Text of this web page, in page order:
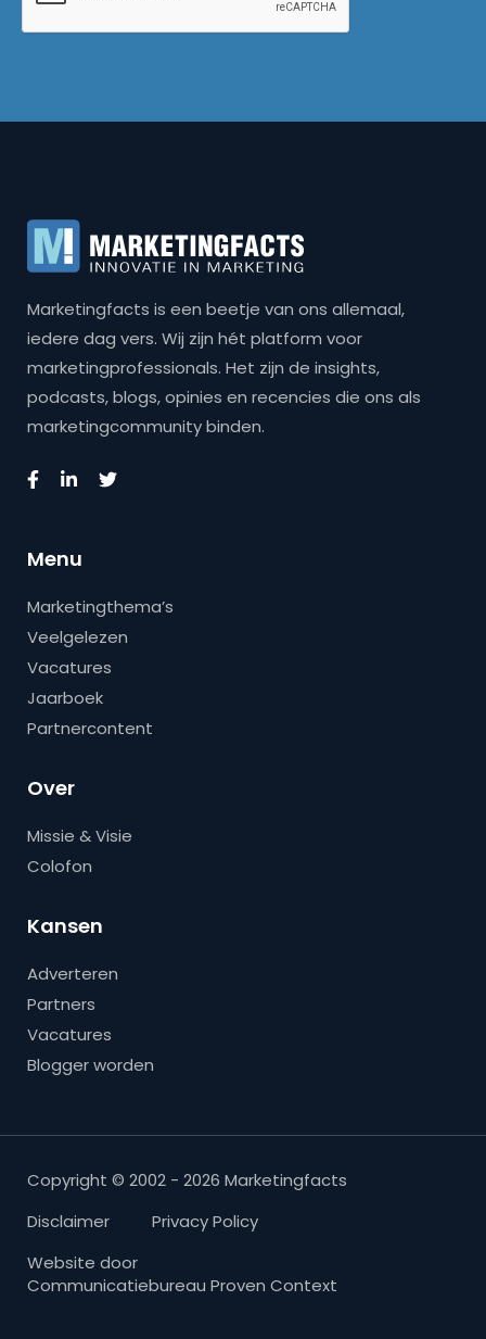
Marketingfacts is een beetje van ons allemaal,
iedere dag vers. Wij zijn hét platform voor
marketingprofessionals. Het zijn de insights,
podcasts, blogs, opinies en recencies die ons als
marketingcommunity binden.
Menu
Marketingthema’s
Veelgelezen
Vacatures
Jaarboek
Partnercontent
Over
Missie & Visie
Colofon
Kansen
Adverteren
Partners
Vacatures
Blogger worden
Copyright © 2002 - 2026 Marketingfacts
Disclaimer
Privacy Policy
Website door
Communicatiebureau Proven Context